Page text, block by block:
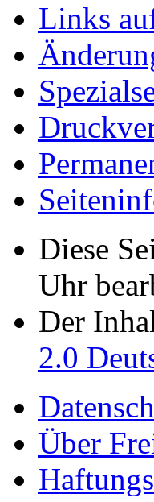
Links
Diese
Uhr
Der
2.0
Über